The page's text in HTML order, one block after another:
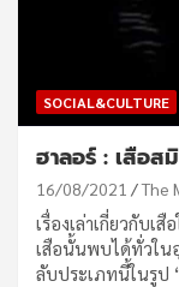
SOCIAL&CULTURE
ฮาลอร์ : เสือ
16/08/2021 The
เรื่องเล่าเกี่ยวกับเ
เสือนั้นพบได้ทั่วใน
ลับประเภทนี้ในรูป